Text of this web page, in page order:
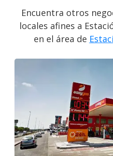
Encuentra otros
locales afines a
en el área de